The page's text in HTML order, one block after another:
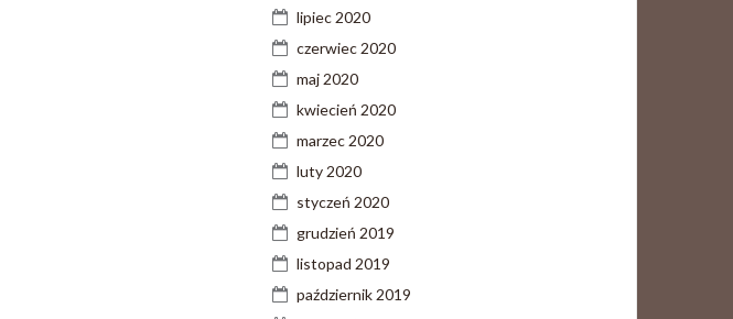
lipiec 2020
czerwiec 2020
maj 2020
kwiecień 2020
marzec 2020
luty 2020
styczeń 2020
grudzień 2019
listopad 2019
październik 2019